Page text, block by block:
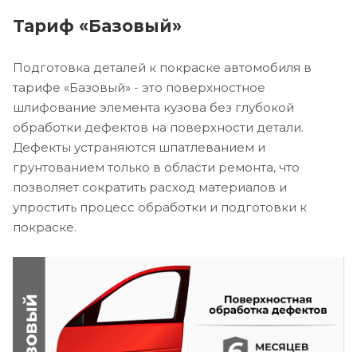
Тариф «Базовый»
Подготовка деталей к покраске автомобиля в
тарифе «Базовый» - это поверхностное
шлифование элемента кузова без глубокой
обработки дефектов на поверхности детали.
Дефекты устраняются шпатлеванием и
грунтованием только в области ремонта, что
позволяет сократить расход материалов и
упростить процесс обработки и подготовки к
покраске.